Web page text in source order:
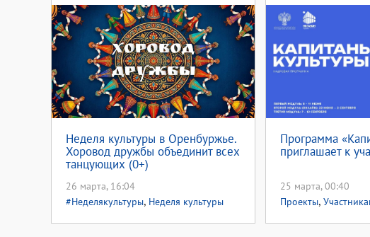
Неделя культуры в Оренбуржье.
Хоровод дружбы объединит всех
танцующих (0+)
26 марта, 16:04
#Неделякультуры, Неделя культуры
Программа
приглашает к
25 марта, 00:40
Проекты,